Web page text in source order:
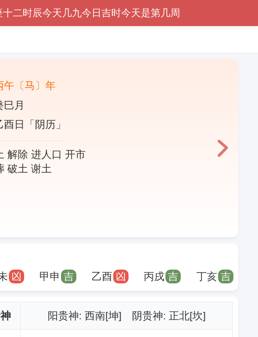
十二时辰今天几九今日吉时今天是第几周
午〔马〕年
巳月
酉日「阴历」
解除 进人口 开市
破土 谢土
凶 甲申 吉 乙酉 凶 丙戌 吉 丁亥 吉
阳贵神: 西南[坤] 阴贵神: 正北[坎]